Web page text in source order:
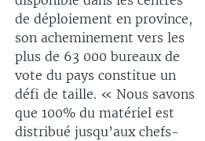
de déploiement en province,
son acheminement vers les
plus de 63 000 bureaux de
vote du pays constitue un
défi de taille. « Nous savons
que 100% du matériel est
distribué jusqu’aux chefs-